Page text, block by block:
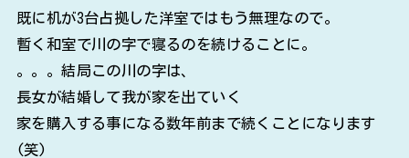
既に机が3台占拠した洋室ではもう無理なので。
暫く和室で川の字で寝るのを続けることに。
。。。結局この川の字は、
長女が結婚して我が家を出ていく
家を購入する事になる数年前まで続くことになります
(笑)